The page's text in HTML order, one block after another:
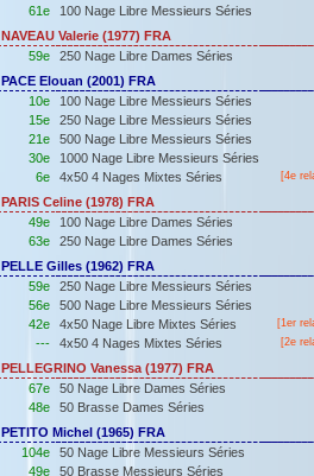
61e
100 Nage Libre Messieurs Séries
NAVEAU Valerie (1977) FRA
59e
250 Nage Libre Dames Séries
PACE Elouan (2001) FRA
10e
100 Nage Libre Messieurs Séries
15e
250 Nage Libre Messieurs Séries
21e
500 Nage Libre Messieurs Séries
30e
1000 Nage Libre Messieurs Séries
6e
4x50 4 Nages Mixtes Séries [4e
PARIS Celine (1978) FRA
49e
100 Nage Libre Dames Séries
63e
250 Nage Libre Dames Séries
PELLE Gilles (1962) FRA
59e
250 Nage Libre Messieurs Séries
56e
500 Nage Libre Messieurs Séries
42e
4x50 Nage Libre Mixtes Séries [1er
--- 4x50 4 Nages Mixtes Séries [2e
PELLEGRINO Vanessa (1977) FRA
67e
50 Nage Libre Dames Séries
48e
50 Brasse Dames Séries
PETITO Michel (1965) FRA
104e
50 Nage Libre Messieurs Séries
49e
50 Brasse Messieurs Séries